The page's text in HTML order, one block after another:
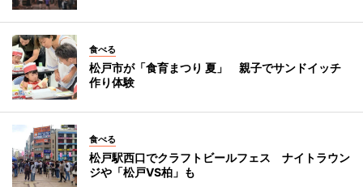
食べる
松戸市が「食育まつり 夏」 親子でサンドイッチ
作り体験
食べる
松戸駅西口でクラフトビールフェス ナイトラウン
ジや「松戸VS柏」も